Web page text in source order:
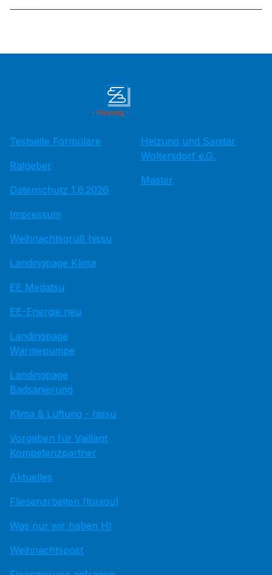
Testseite Formulare
Ratgeber
Datenschutz 1.6.2026
Impressum
Weihnachtsgruß hissu
Landingpage Klima
EE Medatsu
EE-Energie neu
Landingpage
Wärmepumpe
Landingpage
Badsanierung
Klima & Lüftung - hissu
Vorgaben für Vaillant
Kompetenzpartner
Aktuelles
Fliesenarbeiten (toujou)
Was nur wir haben HI
Weihnachtspost
Heizung und Sanitär
Woltersdorf e.G.
Master